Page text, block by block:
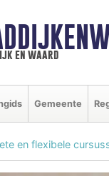
en waard
Gemeente
en flexibele